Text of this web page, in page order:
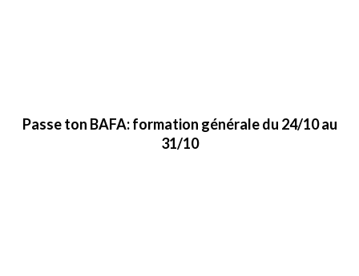
Passe ton BAFA: formation générale du 24/10 au
31/10